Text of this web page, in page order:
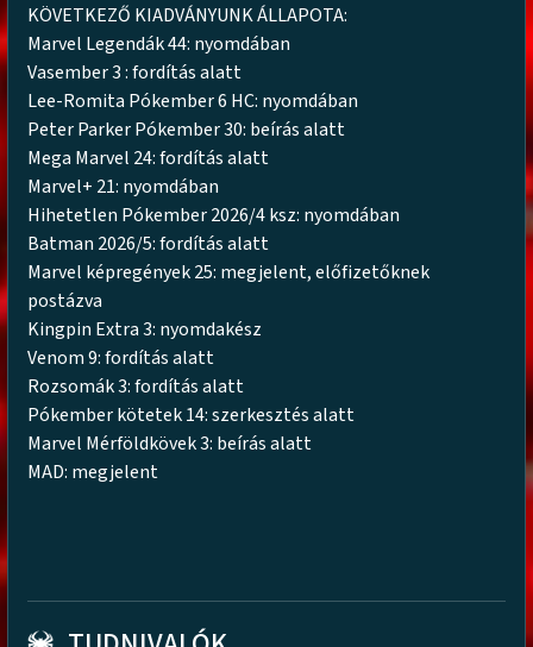
KÖVETKEZŐ KIADVÁNYUNK ÁLLAPOTA:
Marvel Legendák 44: nyomdában
Vasember 3 : fordítás alatt
Lee-Romita Pókember 6 HC: nyomdában
Peter Parker Pókember 30: beírás alatt
Mega Marvel 24: fordítás alatt
Marvel+ 21: nyomdában
Hihetetlen Pókember 2026/4 ksz: nyomdában
Batman 2026/5: fordítás alatt
Marvel képregények 25: megjelent, előfizetőknek
postázva
Kingpin Extra 3: nyomdakész
Venom 9: fordítás alatt
Rozsomák 3: fordítás alatt
Pókember kötetek 14: szerkesztés alatt
Marvel Mérföldkövek 3: beírás alatt
MAD: megjelent